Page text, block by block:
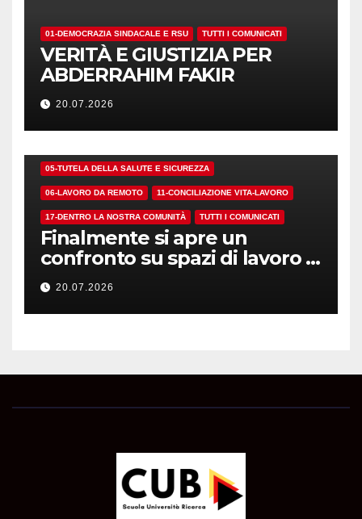
01-DEMOCRAZIA SINDACALE E RSU TUTTI I COMUNICATI
VERITÀ E GIUSTIZIA PER
ABDERRAHIM FAKIR
20.07.2026
05-TUTELA DELLA SALUTE E SICUREZZA
06-LAVORO DA REMOTO 11-CONCILIAZIONE VITA-LAVORO
17-DENTRO LA NOSTRA COMUNITÀ TUTTI I COMUNICATI
Finalmente si apre un
confronto su spazi di lavoro e
dotazioni
20.07.2026